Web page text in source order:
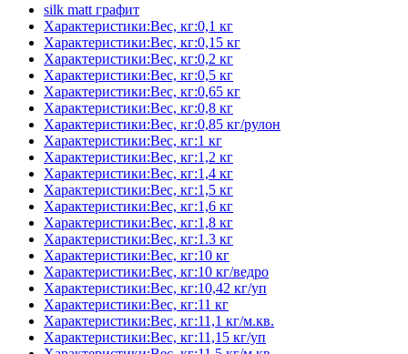
silk matt графит
Характеристики:Вес, кг:0,1 кг
Характеристики:Вес, кг:0,15 кг
Характеристики:Вес, кг:0,2 кг
Характеристики:Вес, кг:0,5 кг
Характеристики:Вес, кг:0,65 кг
Характеристики:Вес, кг:0,8 кг
Характеристики:Вес, кг:0,85 кг/рулон
Характеристики:Вес, кг:1 кг
Характеристики:Вес, кг:1,2 кг
Характеристики:Вес, кг:1,4 кг
Характеристики:Вес, кг:1,5 кг
Характеристики:Вес, кг:1,6 кг
Характеристики:Вес, кг:1,8 кг
Характеристики:Вес, кг:1.3 кг
Характеристики:Вес, кг:10 кг
Характеристики:Вес, кг:10 кг/ведро
Характеристики:Вес, кг:10,42 кг/уп
Характеристики:Вес, кг:11 кг
Характеристики:Вес, кг:11,1 кг/м.кв.
Характеристики:Вес, кг:11,15 кг/уп